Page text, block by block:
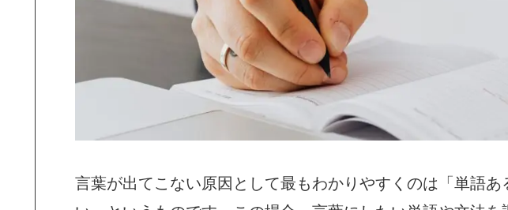
言葉が出てこない原因として最もわかりやすくのは「単語あ